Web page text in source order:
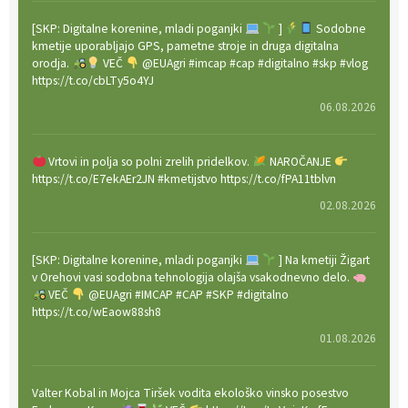
[SKP: Digitalne korenine, mladi poganjki ]
Sodobne
kmetije uporabljajo GPS, pametne stroje in druga digitalna
orodja.
VEČ
@EUAgri #imcap #cap #digitalno #skp #vlog
https://t.co/cbLTy5o4YJ
06.08.2026
Vrtovi in polja so polni zrelih pridelkov.
NAROČANJE
https://t.co/E7ekAEr2JN #kmetijstvo https://t.co/fPA11tblvn
02.08.2026
[SKP: Digitalne korenine, mladi poganjki
] Na kmetiji Žigart
v Orehovi vasi sodobna tehnologija olajša vsakodnevno delo.
VEČ
@EUAgri #IMCAP #CAP #SKP #digitalno
https://t.co/wEaow88sh8
01.08.2026
Valter Kobal in Mojca Tiršek vodita ekološko vinsko posestvo